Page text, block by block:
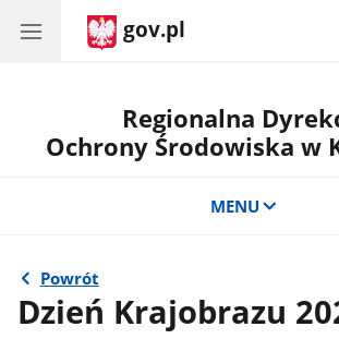
gov.pl
Regionalna
Ochrony Środowiska w
MENU
Powrót
Dzień Krajobrazu